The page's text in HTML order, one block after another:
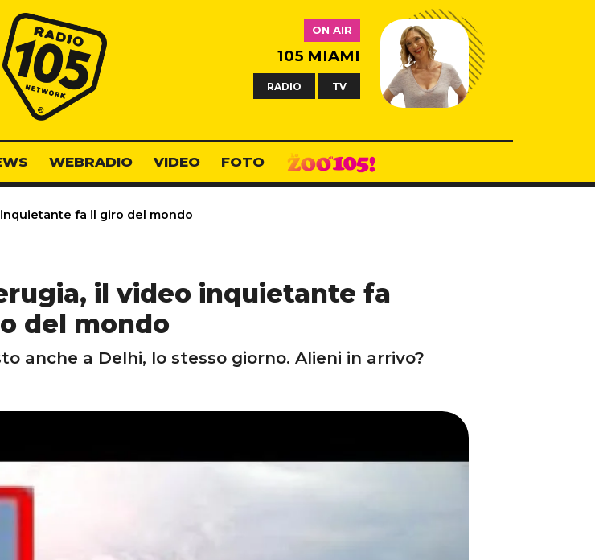
Radio 105
ON AIR
105 MIAMI
RADIO TV
WEBRADIO VIDEO FOTO
fa il giro del mondo
il video inquietante fa
del mondo
anche a Delhi, lo stesso giorno. Alieni in arrivo?